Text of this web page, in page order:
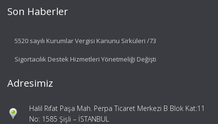
Son Haberler
5520 sayılı Kurumlar Vergisi Kanunu Sirküleri /73
Sigortacılık Destek Hizmetleri Yönetmeliği Değişti
Adresimiz
Halil Rıfat Paşa Mah. Perpa Ticaret Merkezi B Blok Kat:11
No: 1585 Şişli – İSTANBUL